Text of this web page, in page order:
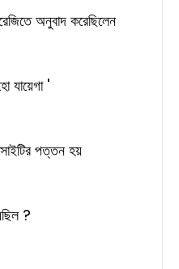
অনুবাদ করেছিলেন
যায়েগা '
পত্তন হয়
?